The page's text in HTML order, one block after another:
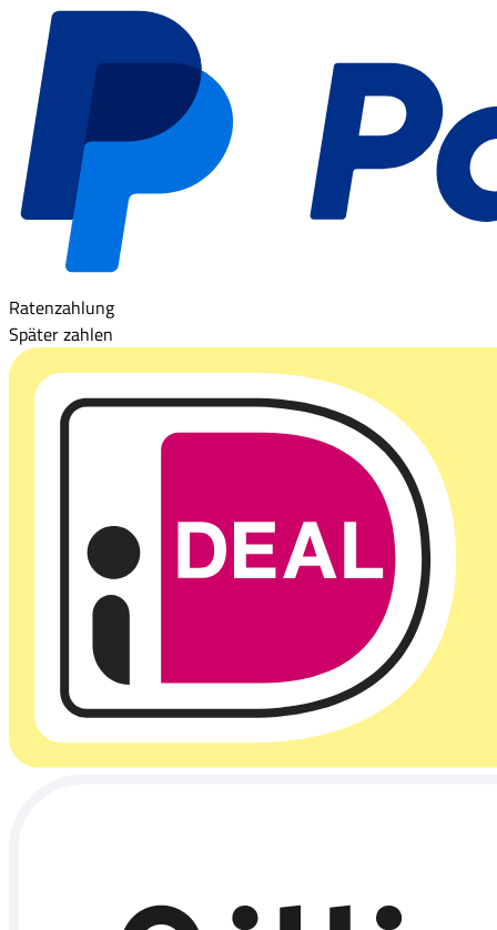
Ratenzahlung
Später zahlen